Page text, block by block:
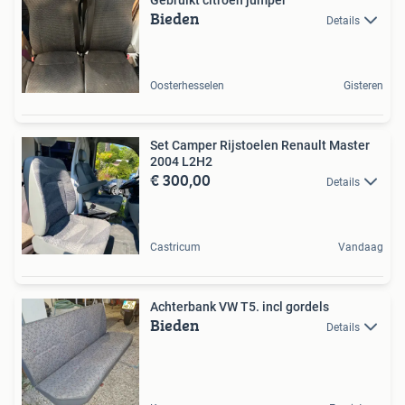
Bieden Details
Oosterhesselen Gisteren
Set Camper Rijstoelen Renault Master
2004 L2H2
€ 300,00 Details
Castricum Vandaag
Achterbank VW T5. incl gordels
Bieden Details